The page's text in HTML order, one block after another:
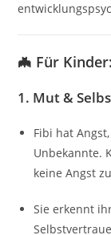
🦇 Für Kinder:
1. Mut &
Fibi hat
Unbekannte.
keine Angst
Sie erkennt